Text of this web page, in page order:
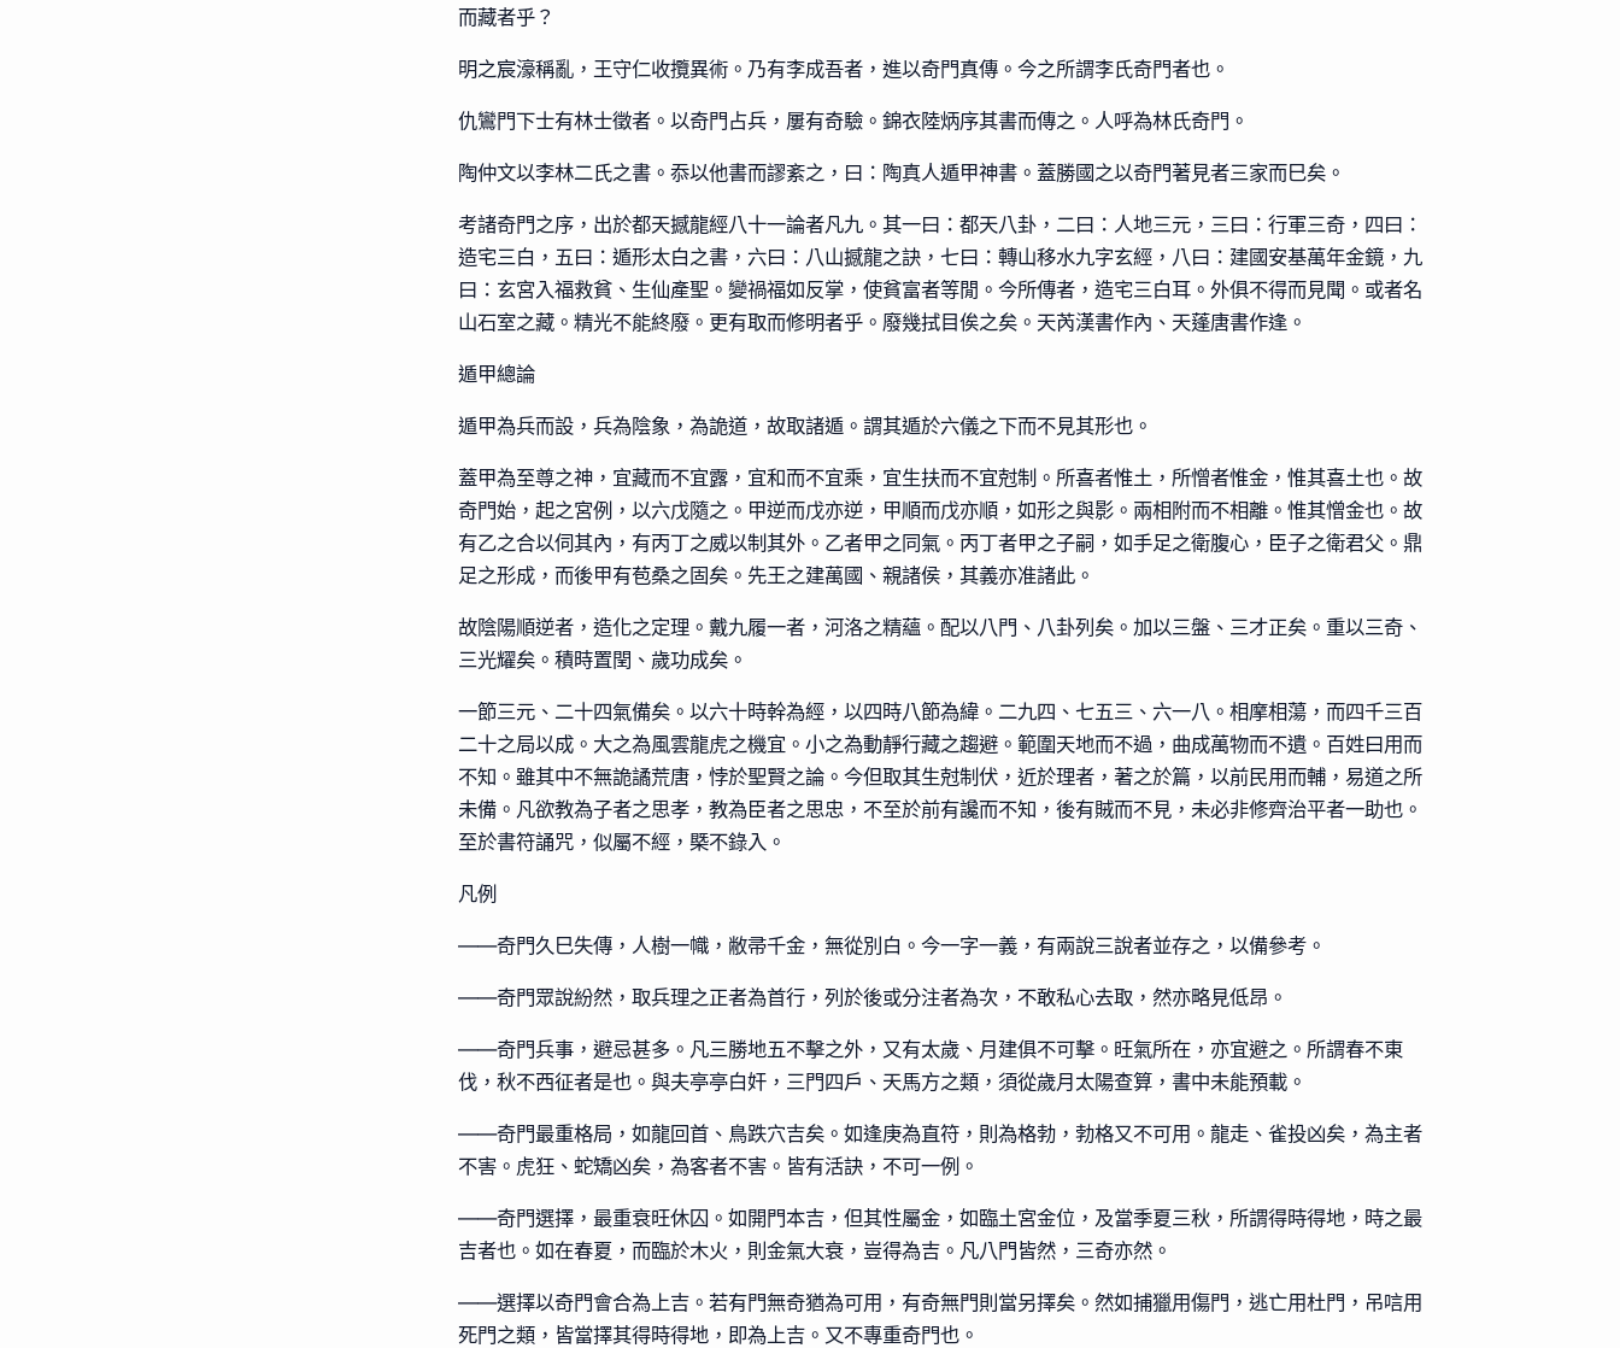
而藏者乎？
明之宸濠稱亂，王守仁收攬異術。乃有李成吾者，進以奇門真傳。今之所謂李氏奇門者也。
仇鸞門下士有林士徵者。以奇門占兵，屢有奇驗。錦衣陸炳序其書而傳之。人呼為林氏奇門。
陶仲文以李林二氏之書。忝以他書而謬紊之，曰：陶真人遁甲神書。蓋勝國之以奇門著見者三家而巳矣。
考諸奇門之序，出於都天撼龍經八十一論者凡九。其一曰：都天八卦，二曰：人地三元，三曰：行軍三奇，四曰：
造宅三白，五曰：遁形太白之書，六曰：八山撼龍之訣，七曰：轉山移水九字玄經，八曰：建國安基萬年金鏡，九
曰：玄宮入福救貧、生仙產聖。變禍福如反掌，使貧富者等閒。今所傳者，造宅三白耳。外俱不得而見聞。或者名
山石室之藏。精光不能終廢。更有取而修明者乎。廢幾拭目俟之矣。天芮漢書作內、天蓬唐書作逢。
遁甲總論
遁甲為兵而設，兵為陰象，為詭道，故取諸遁。謂其遁於六儀之下而不見其形也。
蓋甲為至尊之神，宜藏而不宜露，宜和而不宜乘，宜生扶而不宜尅制。所喜者惟土，所憎者惟金，惟其喜土也。故
奇門始，起之宮例，以六戊隨之。甲逆而戊亦逆，甲順而戊亦順，如形之與影。兩相附而不相離。惟其憎金也。故
有乙之合以伺其內，有丙丁之威以制其外。乙者甲之同氣。丙丁者甲之子嗣，如手足之衛腹心，臣子之衛君父。鼎
足之形成，而後甲有苞桑之固矣。先王之建萬國、親諸侯，其義亦准諸此。
故陰陽順逆者，造化之定理。戴九履一者，河洛之精蘊。配以八門、八卦列矣。加以三盤、三才正矣。重以三奇、
三光耀矣。積時置閏、歲功成矣。
一節三元、二十四氣備矣。以六十時幹為經，以四時八節為緯。二九四、七五三、六一八。相摩相蕩，而四千三百
二十之局以成。大之為風雲龍虎之機宜。小之為動靜行藏之趨避。範圍天地而不過，曲成萬物而不遺。百姓曰用而
不知。雖其中不無詭譎荒唐，悖於聖賢之論。今但取其生尅制伏，近於理者，著之於篇，以前民用而輔，易道之所
未備。凡欲教為子者之思孝，教為臣者之思忠，不至於前有讒而不知，後有賊而不見，未必非修齊治平者一助也。
至於書符誦咒，似屬不經，槩不錄入。
凡例
——奇門久巳失傳，人樹一幟，敝帚千金，無從別白。今一字一義，有兩說三說者並存之，以備參考。
——奇門眾說紛然，取兵理之正者為首行，列於後或分注者為次，不敢私心去取，然亦略見低昂。
——奇門兵事，避忌甚多。凡三勝地五不擊之外，又有太歲、月建俱不可擊。旺氣所在，亦宜避之。所謂春不東
伐，秋不西征者是也。與夫亭亭白奸，三門四戶、天馬方之類，須從歲月太陽查算，書中未能預載。
——奇門最重格局，如龍回首、鳥跌穴吉矣。如逢庚為直符，則為格勃，勃格又不可用。龍走、雀投凶矣，為主者
不害。虎狂、蛇矯凶矣，為客者不害。皆有活訣，不可一例。
——奇門選擇，最重衰旺休囚。如開門本吉，但其性屬金，如臨土宮金位，及當季夏三秋，所謂得時得地，時之最
吉者也。如在春夏，而臨於木火，則金氣大衰，豈得為吉。凡八門皆然，三奇亦然。
——選擇以奇門會合為上吉。若有門無奇猶為可用，有奇無門則當另擇矣。然如捕獵用傷門，逃亡用杜門，吊唁用
死門之類，皆當擇其得時得地，即為上吉。又不專重奇門也。